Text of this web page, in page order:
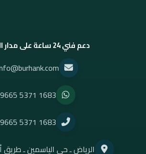
دعم فني 24 ساعة على مدار اليوم
9665 5371 1683
9665 5371 1683
الرياض ـ حي الياسمين ـ